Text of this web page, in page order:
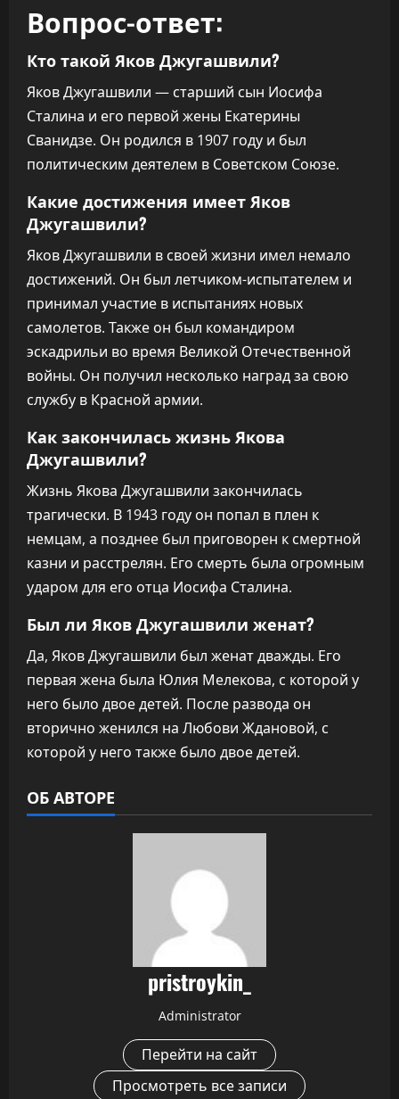
Вопрос-ответ:
Кто такой Яков Джугашвили?
Яков Джугашвили — старший сын Иосифа
Сталина и его первой жены Екатерины
Сванидзе. Он родился в 1907 году и был
политическим деятелем в Советском Союзе.
Какие достижения имеет Яков
Джугашвили?
Яков Джугашвили в своей жизни имел немало
достижений. Он был летчиком-испытателем и
принимал участие в испытаниях новых
самолетов. Также он был командиром
эскадрильи во время Великой Отечественной
войны. Он получил несколько наград за свою
службу в Красной армии.
Как закончилась жизнь Якова
Джугашвили?
Жизнь Якова Джугашвили закончилась
трагически. В 1943 году он попал в плен к
немцам, а позднее был приговорен к смертной
казни и расстрелян. Его смерть была огромным
ударом для его отца Иосифа Сталина.
Был ли Яков Джугашвили женат?
Да, Яков Джугашвили был женат дважды. Его
первая жена была Юлия Мелекова, с которой у
него было двое детей. После развода он
вторично женился на Любови Ждановой, с
которой у него также было двое детей.
ОБ АВТОРЕ
pristroykin_
Administrator
Перейти на сайт
Просмотреть все записи